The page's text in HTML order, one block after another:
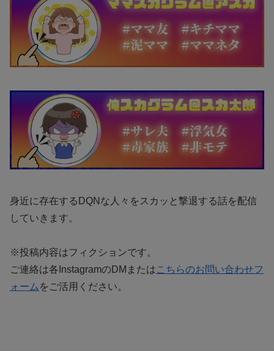
身近に存在するDQNな人々をスカッと撃退する話を配信
していきます。
※投稿内容はフィクションです。
ご連絡は各InstagramのDMまたはこちらのお問い合わせフ
ォーム をご活用ください。